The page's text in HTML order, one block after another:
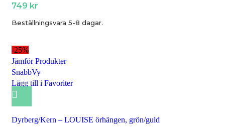
749 kr
Beställningsvara 5-8 dagar.
-25%
Jämför Produkter
SnabbVy
Lägg till i Favoriter
Dyrberg/Kern – LOUISE örhängen, grön/guld